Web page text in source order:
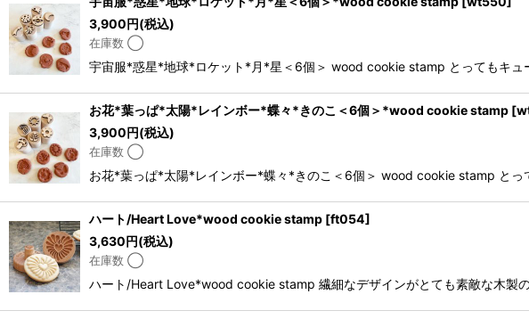
3,900円(税込)
在庫数 ◯
宇宙服*惑星*地球*ロケット*月*星＜6個＞ wood cookie stamp とってもキュ
お花*葉っぱ*太陽*レインボー*蝶々*きのこ＜6個＞*wood cookie stamp [
3,900円(税込)
在庫数 ◯
お花*葉っぱ*太陽*レインボー*蝶々*きのこ＜6個＞ wood cookie stamp と
ハート/Heart Love*wood cookie stamp [ft054]
3,630円(税込)
在庫数 ◯
ハート/Heart Love*wood cookie stamp 繊細なデザインがとても素敵な木製